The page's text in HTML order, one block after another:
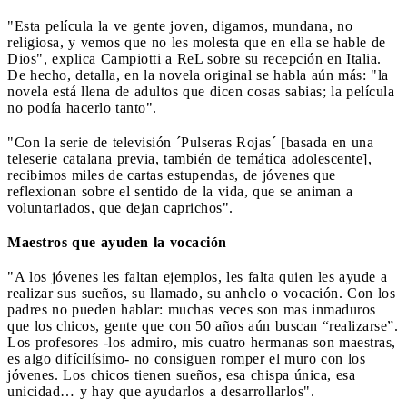
"Esta película la ve gente joven, digamos, mundana, no
religiosa, y vemos que no les molesta que en ella se hable de
Dios", explica Campiotti a ReL sobre su recepción en Italia.
De hecho, detalla, en la novela original se habla aún más: "la
novela está llena de adultos que dicen cosas sabias; la película
no podía hacerlo tanto".
"Con la serie de televisión ´Pulseras Rojas´ [basada en una
teleserie catalana previa, también de temática adolescente],
recibimos miles de cartas estupendas, de jóvenes que
reflexionan sobre el sentido de la vida, que se animan a
voluntariados, que dejan caprichos".
Maestros que ayuden la vocación
"A los jóvenes les faltan ejemplos, les falta quien les ayude a
realizar sus sueños, su llamado, su anhelo o vocación. Con los
padres no pueden hablar: muchas veces son mas inmaduros
que los chicos, gente que con 50 años aún buscan “realizarse”.
Los profesores -los admiro, mis cuatro hermanas son maestras,
es algo difícilísimo- no consiguen romper el muro con los
jóvenes. Los chicos tienen sueños, esa chispa única, esa
unicidad… y hay que ayudarlos a desarrollarlos".